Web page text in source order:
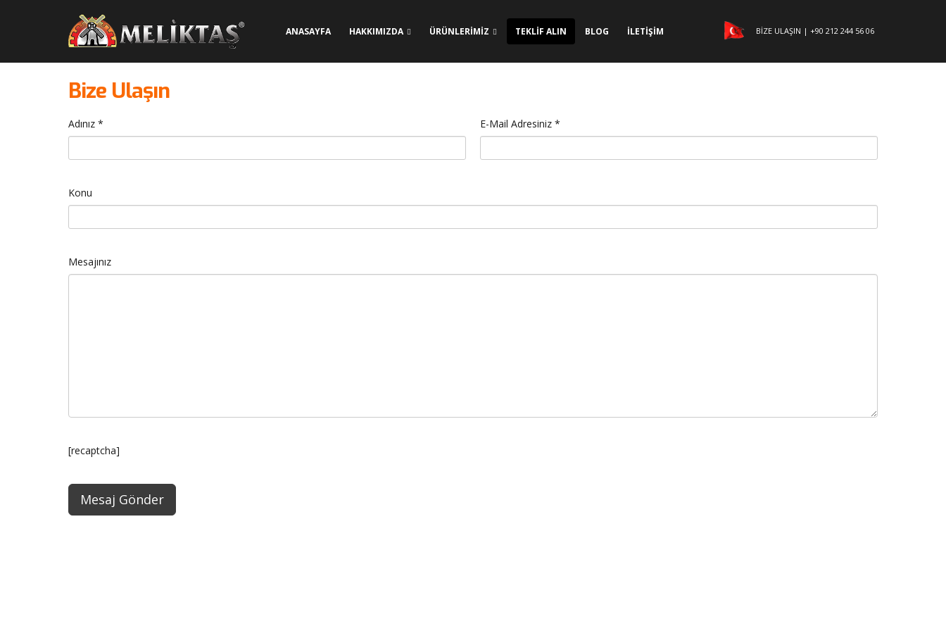
ANASAYFA HAKKIMIZDA ÜRÜNLERİMİZ TEKLİF ALIN BLOG İLETİŞİM BİZE ULAŞIN | +90 212 244 56 06
Bize Ulaşın
Adınız * E-Mail Adresiniz *
Konu
Mesajınız
[recaptcha]